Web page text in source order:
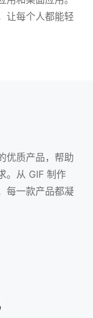
让每个人都能轻
优质产品，帮助
。从 GIF 制作
每一款产品都凝